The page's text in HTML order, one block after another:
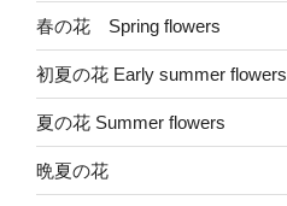
春の花 Spring flowers
初夏の花 Early summer flowers
夏の花 Summer flowers
晩夏の花